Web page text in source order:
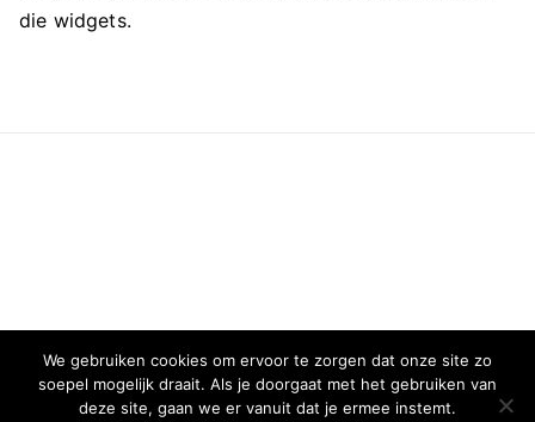
die widgets.
We gebruiken cookies om ervoor te zorgen dat onze site zo
soepel mogelijk draait. Als je doorgaat met het gebruiken van
deze site, gaan we er vanuit dat je ermee instemt.